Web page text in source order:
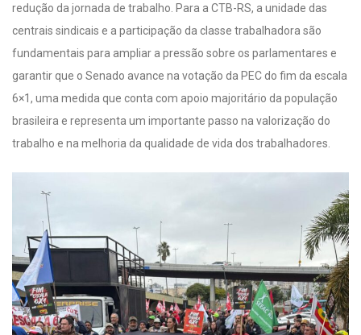
redução da jornada de trabalho. Para a CTB-RS, a unidade das
centrais sindicais e a participação da classe trabalhadora são
fundamentais para ampliar a pressão sobre os parlamentares e
garantir que o Senado avance na votação da PEC do fim da escala
6×1, uma medida que conta com apoio majoritário da população
brasileira e representa um importante passo na valorização do
trabalho e na melhoria da qualidade de vida dos trabalhadores.